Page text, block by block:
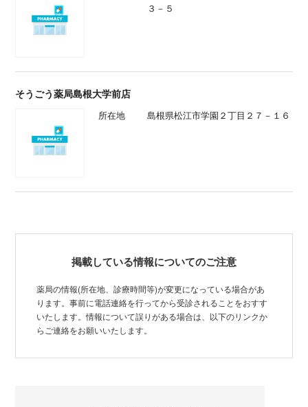
３－５
そうごう薬局島根大学前店
所在地 島根県松江市学園２丁目２７－１６
掲載している情報についてのご注意
薬局の情報(所在地、診療時間等)が変更になっている場合があ
ります。事前に電話連絡を行ってから受診されることをおすす
いたします。情報について誤りがある場合は、以下のリンクか
らご連絡をお願いいたします。